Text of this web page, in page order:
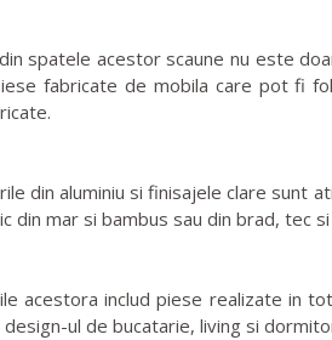
spatele acestor scaune nu este
fabricate de mobila care pot fi
din aluminiu si finisajele clare sunt
din mar si bambus sau din brad, tec
acestora includ piese realizate in
ul de bucatarie, living si